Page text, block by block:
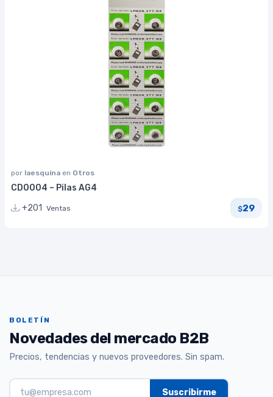
por laesquina en Otros
CD0004 – Pilas AG4
+201
Ventas $29
BOLETÍN
Novedades del mercado B2B
Precios, tendencias y nuevos proveedores. Sin spam.